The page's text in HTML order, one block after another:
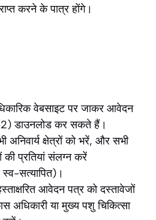
करने के पात्र होंगे।
वेबसाइट पर जाकर आवेदन
डाउनलोड कर सकते हैं।
क्षेत्रों को भरें, और सभी
की प्रतियां संलग्न करें
सत्यापित)।
आवेदन पत्र को दस्तावेजों
अधिकारी या मुख्य पशु चिकित्सा